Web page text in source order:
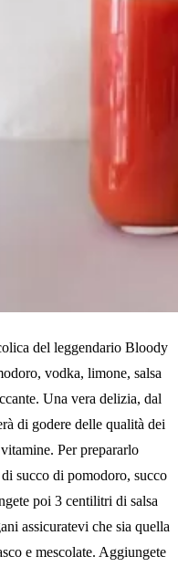
del leggendario Bloody
vodka, limone, salsa
Una vera delizia, dal
di godere delle qualità dei
Per prepararlo
succo di pomodoro, succo
poi 3 centilitri di salsa
assicuratevi che sia quella
e mescolate. Aggiungete